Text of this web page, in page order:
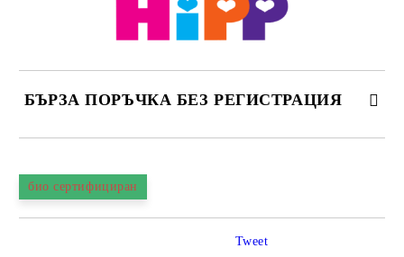
БЪРЗА ПОРЪЧКА БЕЗ РЕГИСТРАЦИЯ
био сертифициран
Tweet